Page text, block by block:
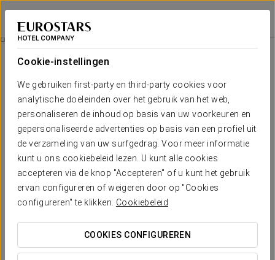
Cookie-instellingen
We gebruiken first-party en third-party cookies voor
analytische doeleinden over het gebruik van het web,
personaliseren de inhoud op basis van uw voorkeuren en
gepersonaliseerde advertenties op basis van een profiel uit
de verzameling van uw surfgedrag. Voor meer informatie
kunt u ons cookiebeleid lezen. U kunt alle cookies
accepteren via de knop "Accepteren" of u kunt het gebruik
ervan configureren of weigeren door op "Cookies
configureren" te klikken. Cookiebeleid
COOKIES CONFIGUREREN
Eurostars Azahar
CÓRDOBA
Kamers
Het comfort en de rust die je nodig
hebt
Eurostars Azahar herbergt 45 kamersdie rust uitstralen en
moderne elementen combineren met unieke details voor een
originele vormgeving. De rode stoffen en de grote ramen
zorgen voor een lichte en warme omgeving en creëren een
comfortabele kamer die rust uitstraalt.
VERMELDENSWAARDIGE VOORZIENINGEN
Aantal kamers